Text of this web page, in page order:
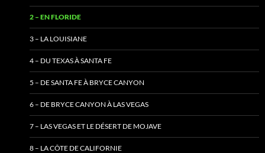
2 – EN FLORIDE
3 – LA LOUISIANE
4 – DU TEXAS À SANTA FE
5 – DE SANTA FE À BRYCE CANYON
6 – DE BRYCE CANYON À LAS VEGAS
7 – LAS VEGAS ET LE DÉSERT DE MOJAVE
8 – LA CÔTE DE CALIFORNIE